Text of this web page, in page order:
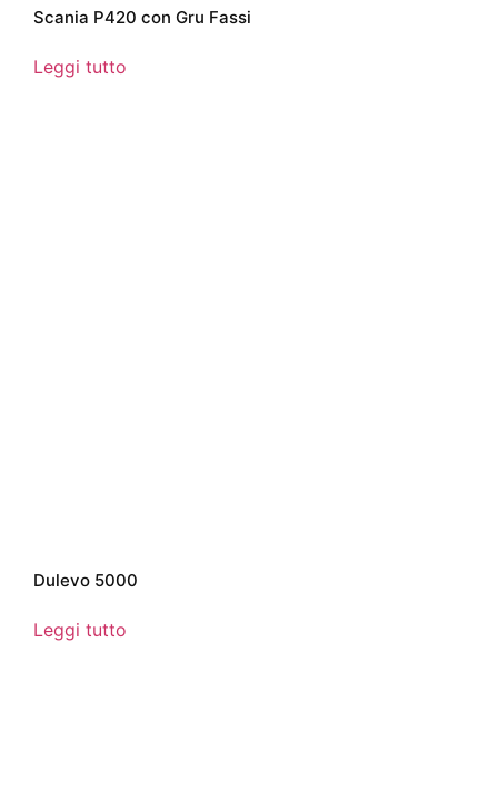
Scania P420 con Gru Fassi
Leggi tutto
Dulevo 5000
Leggi tutto